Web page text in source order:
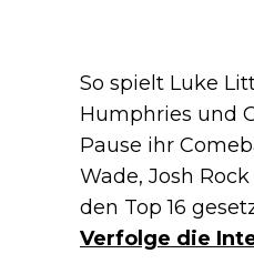
So spielt Luke
Humphries und
Pause ihr
Wade, Josh
den Top 16
Verfolge die